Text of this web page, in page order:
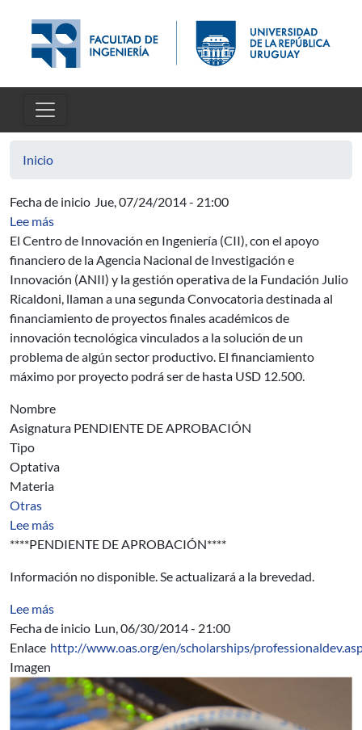
Inicio
Fecha de inicio Jue, 07/24/2014 - 21:00
Lee mássobre Convocatoria destinada al financiamiento de
El Centro de Innovación en Ingeniería (CII), con el apoyo
financiero de la Agencia Nacional de Investigación e
Innovación (ANII) y la gestión operativa de la Fundación Julio
Ricaldoni, llaman a una segunda Convocatoria destinada al
financiamiento de proyectos finales académicos de
innovación tecnológica vinculados a la solución de un
problema de algún sector productivo. El financiamiento
máximo por proyecto podrá ser de hasta USD 12.500.
Nombre
Asignatura PENDIENTE DE APROBACIÓN
Tipo
Optativa
Materia
Otras
Lee mássobre Asignatura 0000
****PENDIENTE DE APROBACIÓN****
Información no disponible. Se actualizará a la brevedad.
Lee mássobre EFECTO DEL CALCIO EN LA
Fecha de inicio Lun, 06/30/2014 - 21:00
Enlace http://www.oas.org/en/scholarships/
Imagen